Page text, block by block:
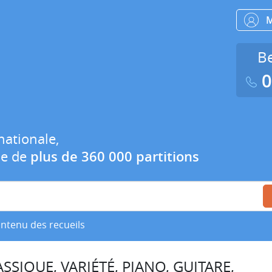
de plus de 360 000 partitions
des recueils
VARIÉTÉ, PIANO, GUITARE,